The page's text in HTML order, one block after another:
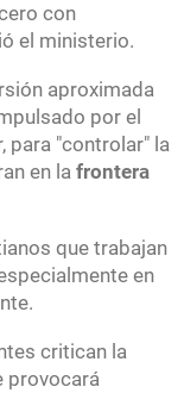
con
el ministerio.
aproximada
por el
para "controlar" la
en la frontera
que trabajan
en
critican la
provocará